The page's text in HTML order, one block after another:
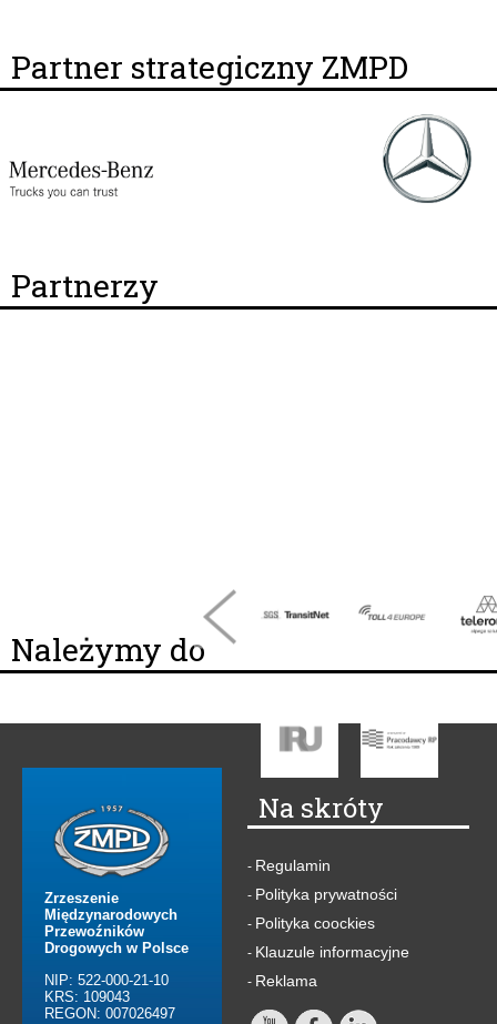
Partner strategiczny ZMPD
Partnerzy
Należymy do
Zrzeszenie
Międzynarodowych
Przewoźników
Drogowych w Polsce
NIP: 522-000-21-10
KRS: 109043
REGON: 007026497
Na skróty
- Regulamin
- Polityka prywatności
- Polityka coockies
- Klauzule informacyjne
- Reklama